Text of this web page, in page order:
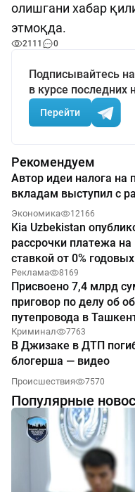
олишгани хабар
этмоқда.
2111 0
Подписывайтесь
в курсе последних
Перейти
Рекомендуем
Автор идеи налога на
вкладам выступил с
Экономика 12166
Kia Uzbekistan
рассрочки платежа на
ставкой от 0% годовых
Реклама 8169
Присвоено 7,4 млрд
приговор по делу об
путепровода в
Криминал 7763
В Джизаке в ДТП
блогерша — видео
Происшествия 7570
Популярные